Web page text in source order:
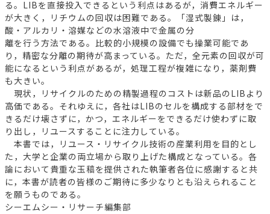
る。LIBを直接投入できるという利点はあるが，消費エネルギー
が大きく，リチウムの回収は困難である。「湿式製錬」は，
酸・アルカリ・溶媒などの水溶液中で金属の分
離を行う方法である。比較的小規模の設備でも操業可能であ
り，精密な分離の期待が高まっている。ただ，全元素の回収が可
能になるという利点があるが，処理工程が複雑になり，薬剤費
も大きい。
現状，リサイクルのための精製過程のコストは新品のLIBより
高価である。それゆえに，各社はLIBのセルを構成する部材をで
きるだけ壊さずに，かつ，エネルギーをできるだけ使わずに取
り出し，リユースすることに注力している。
本書では，リユース・リサイクル技術の産業利用を目的とし
た，大学と企業の両立場から取り上げた構成となっている。各
論において貴重な玉稿を提供された執筆者各位に感謝すると共
に，本書が読者の皆様のご期待に多少なりとも沿えられること
を願うものである。
シーエムシー・リサーチ編集部